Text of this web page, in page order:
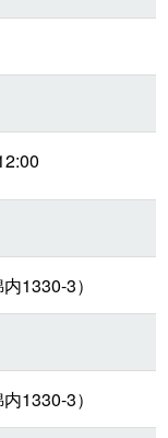
1330-3）
1330-3）